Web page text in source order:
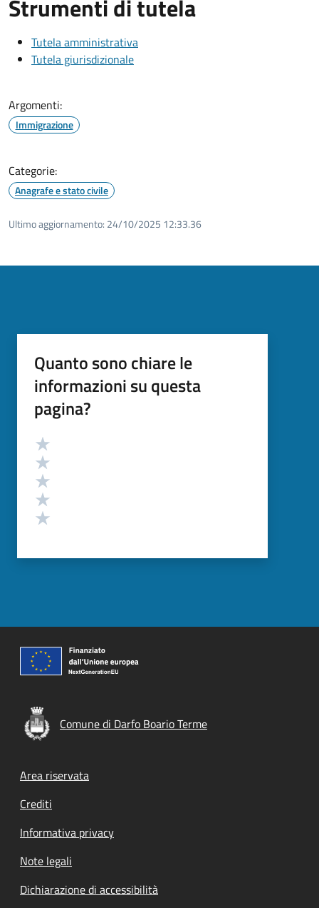
Strumenti di tutela
Tutela amministrativa
Tutela giurisdizionale
Argomenti:
Immigrazione
Categorie:
Anagrafe e stato civile
Ultimo aggiornamento: 24/10/2025 12:33.36
Quanto sono chiare le
informazioni su questa
pagina?
Valutazione
Comune di Darfo Boario Terme
Footer menu
Area riservata
Crediti
Informativa privacy
Note legali
Dichiarazione di accessibilità